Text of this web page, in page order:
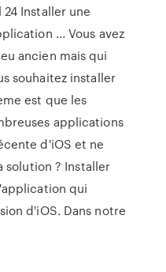
Installer une
... Vous avez
ancien mais qui
souhaitez installer
est que les
applications
d'iOS et ne
solution ? Installer
qui
d'iOS. Dans notre